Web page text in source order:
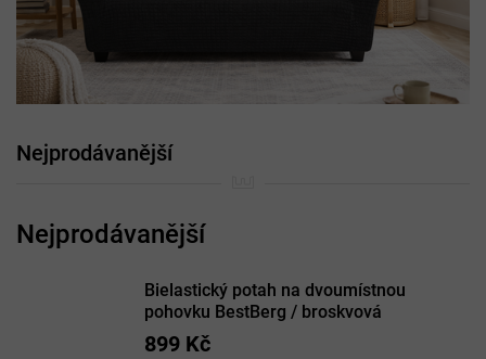
Nejprodávanější
Bielastický potah na dvoumístnou
pohovku BestBerg / broskvová
899 Kč